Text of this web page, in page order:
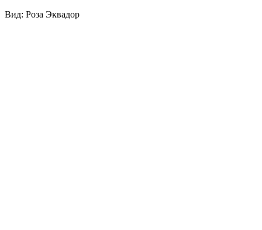
Вид: Роза Эквадор